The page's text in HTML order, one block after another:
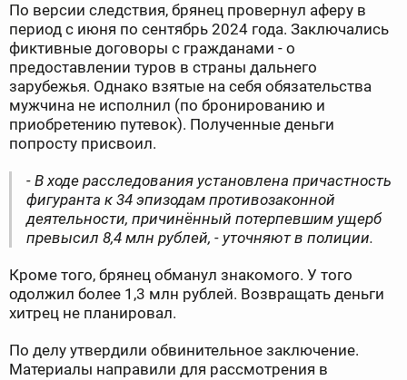
По версии следствия, брянец провернул аферу в
период с июня по сентябрь 2024 года. Заключались
фиктивные договоры с гражданами - о
предоставлении туров в страны дальнего
зарубежья. Однако взятые на себя обязательства
мужчина не исполнил (по бронированию и
приобретению путевок). Полученные деньги
попросту присвоил.
- В ходе расследования установлена причастность
фигуранта к 34 эпизодам противозаконной
деятельности, причинённый потерпевшим ущерб
превысил 8,4 млн рублей, - уточняют в полиции.
Кроме того, брянец обманул знакомого. У того
одолжил более 1,3 млн рублей. Возвращать деньги
хитрец не планировал.
По делу утвердили обвинительное заключение.
Материалы направили для рассмотрения в